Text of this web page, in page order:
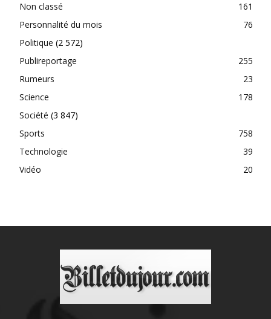
Non classé
161
Personnalité du mois
76
Politique (2 572)
Publireportage
255
Rumeurs
23
Science
178
Société (3 847)
Sports
758
Technologie
39
Vidéo
20